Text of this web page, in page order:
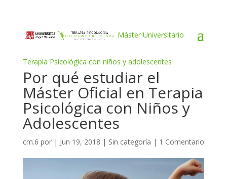
Máster Universitario
Terapia Psicológica con niños y adolescentes
Por qué estudiar el
Máster Oficial en Terapia
Psicológica con Niños y
Adolescentes
cm.6 por | Jun 19, 2018 | Sin categoría | 1 Comentario